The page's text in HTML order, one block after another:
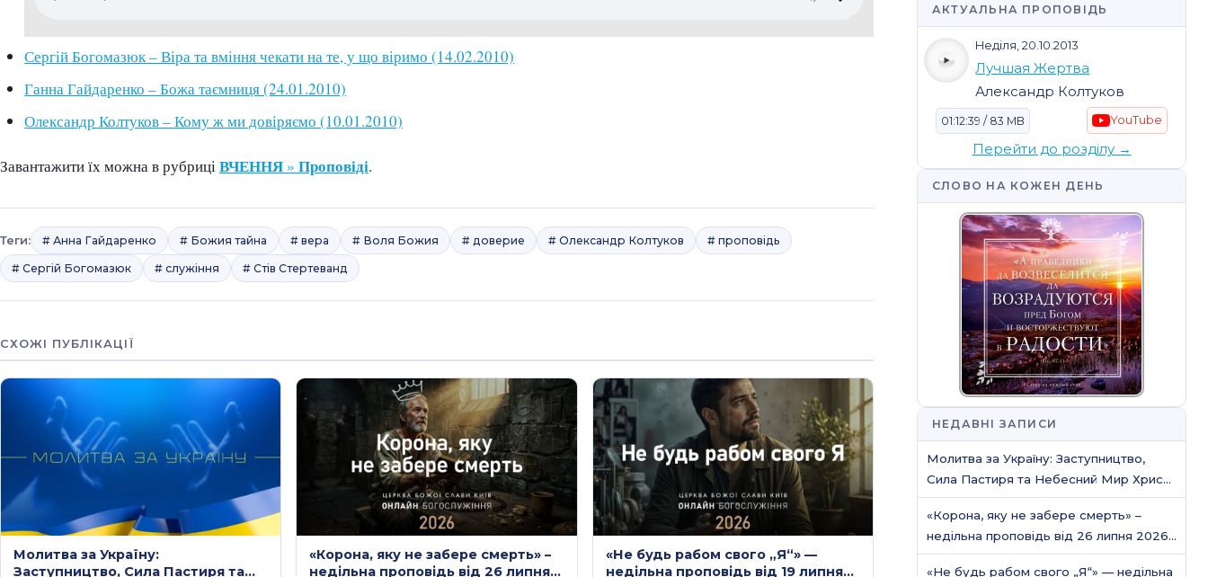
Сергій Богомазюк – Віра та вміння чекати на те, у що віримо (14.02.2010)
Ганна Гайдаренко – Божа таємниця (24.01.2010)
Олександр Колтуков – Кому ж ми довіряємо (10.01.2010)
Завантажити їх можна в рубриціВЧЕННЯ » Проповіді.
Теги: # Анна Гайдаренко # Божия тайна # вера # Воля Божия # доверие # Олександр Колтуков # проповідь
# Сергій Богомазюк # служіння # Стів Стертеванд
СХОЖІ ПУБЛІКАЦІЇ
Молитва за Україну:
Заступництво, Сила Пастиря та
«Корона, яку не забере смерть» –
недільна проповідь від 26 липня
«Не будь рабом свого „Я“» —
недільна проповідь від 19 липня
АКТУАЛЬНА ПРОПОВІДЬ
Неділя, 20.10.2013
Лучшая Жертва
Александр Колтуков
01:12:39 / 83 MB YouTube
Перейти до розділу →
СЛОВО НА КОЖЕН ДЕНЬ
НЕДАВНІ ЗАПИСИ
Молитва за Україну: Заступництво,
Сила Пастиря та Небесний Мир Христа
/ Молитовне служіння
«Корона, яку не забере смерть» –
недільна проповідь від 26 липня 2026
року
«Не будь рабом свого „Я“» — недільна